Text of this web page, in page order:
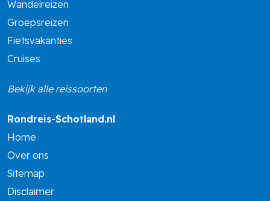
Wandelreizen
Groepsreizen
Fietsvakanties
Cruises
Bekijk alle reissoorten
Rondreis-Schotland.nl
Home
Over ons
Sitemap
Disclaimer